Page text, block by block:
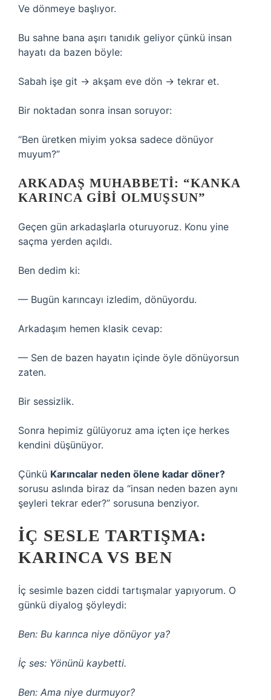
Ve dönmeye başlıyor.
Bu sahne bana aşırı tanıdık geliyor çünkü insan
hayatı da bazen böyle:
Sabah işe git → akşam eve dön → tekrar et.
Bir noktadan sonra insan soruyor:
“Ben üretken miyim yoksa sadece dönüyor
muyum?”
ARKADAŞ MUHABBETI: “KANKA
KARINCA GIBI OLMUŞSUN”
Geçen gün arkadaşlarla oturuyoruz. Konu yine
saçma yerden açıldı.
Ben dedim ki:
— Bugün karıncayı izledim, dönüyordu.
Arkadaşım hemen klasik cevap:
— Sen de bazen hayatın içinde öyle dönüyorsun
zaten.
Bir sessizlik.
Sonra hepimiz gülüyoruz ama içten içe herkes
kendini düşünüyor.
Çünkü Karıncalar neden ölene kadar döner?
sorusu aslında biraz da “insan neden bazen aynı
şeyleri tekrar eder?” sorusuna benziyor.
İÇ SESLE TARTIŞMA:
KARINCA VS BEN
İç sesimle bazen ciddi tartışmalar yapıyorum. O
günkü diyalog şöyleydi:
Ben: Bu karınca niye dönüyor ya?
İç ses: Yönünü kaybetti.
Ben: Ama niye durmuyor?